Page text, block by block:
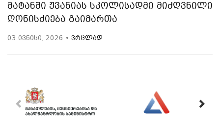
მატანში ჟვანიას სკოლისადმი მიძღვნილი
ღონისძიება გაიმართა
03 ივნისი, 2026 • ვრცლად